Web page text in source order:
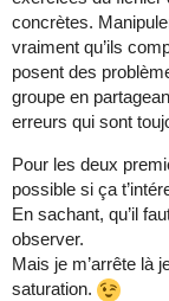
concrètes.
vraiment qu’ils
posent des
groupe en
erreurs qui sont
Pour les deux
possible si ça
En sachant, qu’il
observer.
Mais je m’arrête là
saturation.